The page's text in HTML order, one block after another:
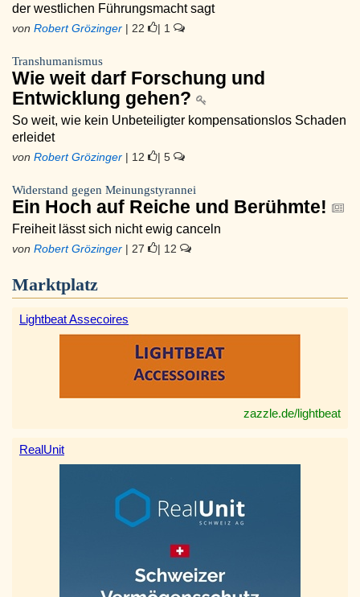
der westlichen Führungsmacht sagt
von Robert Grözinger | 22 | 1
Transhumanismus
Wie weit darf Forschung und
Entwicklung gehen?
So weit, wie kein Unbeteiligter kompensationslos Schaden
erleidet
von Robert Grözinger | 12 | 5
Widerstand gegen Meinungstyrannei
Ein Hoch auf Reiche und Berühmte!
Freiheit lässt sich nicht ewig canceln
von Robert Grözinger | 27 | 12
Marktplatz
Lightbeat Assecoires
zazzle.de/lightbeat
RealUnit